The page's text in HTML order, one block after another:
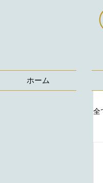
ホーム
全